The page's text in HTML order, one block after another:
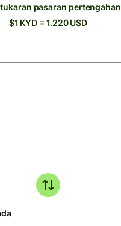
pasaran pertengahan
$1 KYD = 1.220 USD